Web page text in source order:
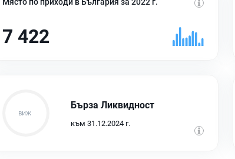
7 422
Бърза Ликвидност
към 31.12.2024 г.